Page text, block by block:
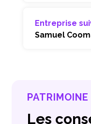
Entreprise
Samuel
PATRIMOINE
Les